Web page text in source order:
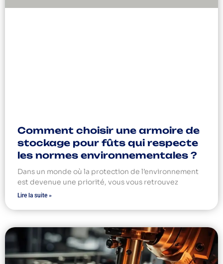
Comment choisir une armoire de
stockage pour fûts qui respecte
les normes environnementales ?
Dans un monde où la protection de l’environnement
est devenue une priorité, vous vous retrouvez
Lire la suite »